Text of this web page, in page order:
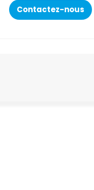
Contactez-nous